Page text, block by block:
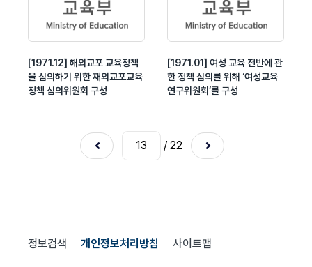
[1971.12] 해외교포 교육정책
을 심의하기 위한 재외교포교육
정책 심의위원회 구성
[1971.01] 여성 교육 전반에 관
한 정책 심의를 위해 ‘여성교육
연구위원회’를 구성
/ 22
정보검색 개인정보처리방침 사이트맵